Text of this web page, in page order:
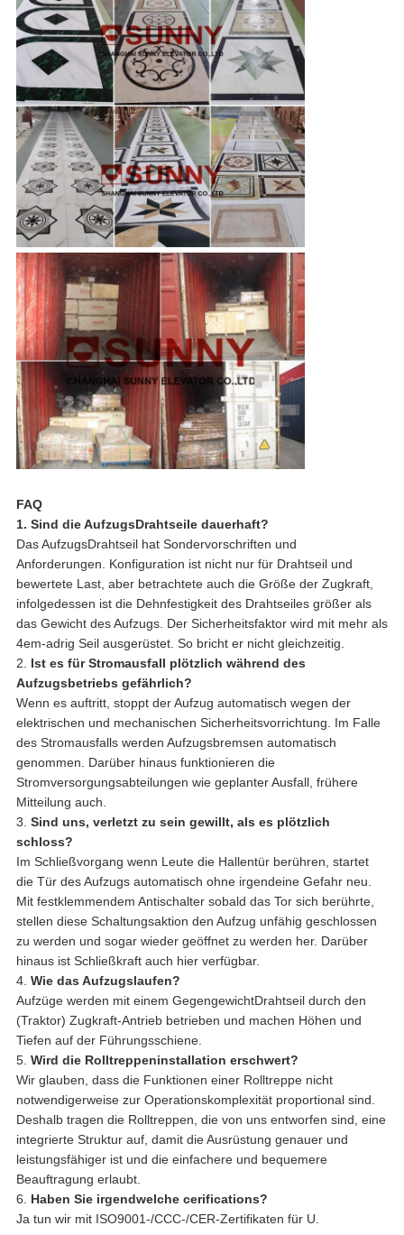
FAQ
1. Sind die AufzugsDrahtseile dauerhaft?
Das AufzugsDrahtseil hat Sondervorschriften und
Anforderungen. Konfiguration ist nicht nur für Drahtseil und
bewertete Last, aber betrachtete auch die Größe der Zugkraft,
infolgedessen ist die Dehnfestigkeit des Drahtseiles größer als
das Gewicht des Aufzugs. Der Sicherheitsfaktor wird mit mehr als
4em-adrig Seil ausgerüstet. So bricht er nicht gleichzeitig.
2. Ist es für Stromausfall plötzlich während des
Aufzugsbetriebs gefährlich?
Wenn es auftritt, stoppt der Aufzug automatisch wegen der
elektrischen und mechanischen Sicherheitsvorrichtung. Im Falle
des Stromausfalls werden Aufzugsbremsen automatisch
genommen. Darüber hinaus funktionieren die
Stromversorgungsabteilungen wie geplanter Ausfall, frühere
Mitteilung auch.
3. Sind uns, verletzt zu sein gewillt, als es plötzlich
schloss?
Im Schließvorgang wenn Leute die Hallentür berühren, startet
die Tür des Aufzugs automatisch ohne irgendeine Gefahr neu.
Mit festklemmendem Antischalter sobald das Tor sich berührte,
stellen diese Schaltungsaktion den Aufzug unfähig geschlossen
zu werden und sogar wieder geöffnet zu werden her. Darüber
hinaus ist Schließkraft auch hier verfügbar.
4. Wie das Aufzugslaufen?
Aufzüge werden mit einem GegengewichtDrahtseil durch den
(Traktor) Zugkraft-Antrieb betrieben und machen Höhen und
Tiefen auf der Führungsschiene.
5. Wird die Rolltreppeninstallation erschwert?
Wir glauben, dass die Funktionen einer Rolltreppe nicht
notwendigerweise zur Operationskomplexität proportional sind.
Deshalb tragen die Rolltreppen, die von uns entworfen sind, eine
integrierte Struktur auf, damit die Ausrüstung genauer und
leistungsfähiger ist und die einfachere und bequemere
Beauftragung erlaubt.
6. Haben Sie irgendwelche cerifications?
Ja tun wir mit ISO9001-/CCC-/CER-Zertifikaten für U.